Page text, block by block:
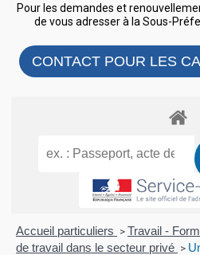
Pour les demandes et
de vous adresser à la Sous-
CONTACT POUR LES
Accueil particuliers > Travail -
de travail dans le secteur privé >